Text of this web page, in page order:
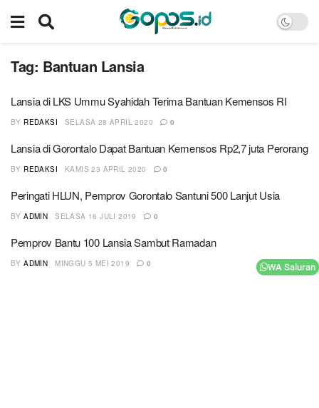
Tag: Bantuan Lansia
Lansia di LKS Ummu Syahidah Terima Bantuan Kemensos RI
BY REDAKSI SELASA 28 APRIL 2020 0
Lansia di Gorontalo Dapat Bantuan Kemensos Rp2,7 juta Perorang
BY REDAKSI KAMIS 23 APRIL 2020 0
Peringati HLUN, Pemprov Gorontalo Santuni 500 Lanjut Usia
BY ADMIN SELASA 16 JULI 2019 0
Pemprov Bantu 100 Lansia Sambut Ramadan
BY ADMIN MINGGU 5 MEI 2019 0 WA Saluran